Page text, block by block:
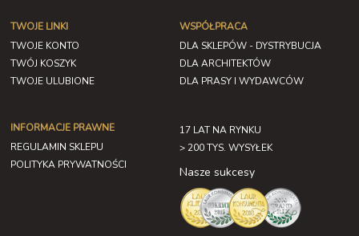
TWOJE LINKI
TWOJE KONTO
TWÓJ KOSZYK
TWOJE ULUBIONE
INFORMACJE PRAWNE
REGULAMIN SKLEPU
POLITYKA PRYWATNOŚCI
WSPÓŁPRACA
DLA SKLEPÓW - DYSTRYBUCJA
DLA ARCHITEKTÓW
DLA PRASY I WYDAWCÓW
17 LAT NA RYNKU
> 200 TYS. WYSYŁEK
Nasze sukcesy